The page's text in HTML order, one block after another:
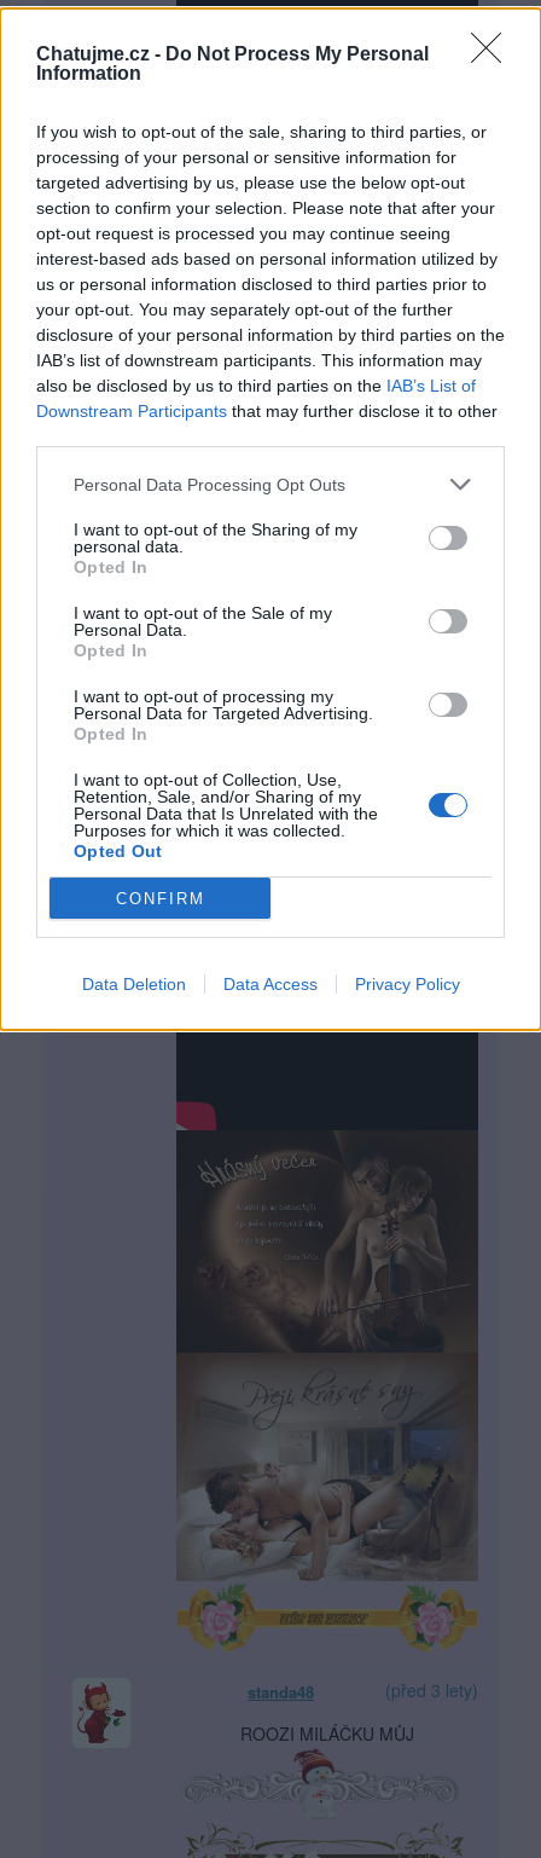
Chatujme.cz - Do Not Process My Personal
Information
If you wish to opt-out of the sale, sharing to third parties, or
processing of your personal or sensitive information for
targeted advertising by us, please use the below opt-out
section to confirm your selection. Please note that after your
opt-out request is processed you may continue seeing
interest-based ads based on personal information utilized by
us or personal information disclosed to third parties prior to
your opt-out. You may separately opt-out of the further
disclosure of your personal information by third parties on the
IAB’s list of downstream participants. This information may
also be disclosed by us to third parties on the IAB’s List of
Downstream Participants that may further disclose it to other
Personal Data Processing Opt Outs
I want to opt-out of the Sharing of my
personal data.
Opted In
I want to opt-out of the Sale of my
Personal Data.
Opted In
I want to opt-out of processing my
Personal Data for Targeted Advertising.
Opted In
I want to opt-out of Collection, Use,
Retention, Sale, and/or Sharing of my
Personal Data that Is Unrelated with the
Purposes for which it was collected.
Opted Out
CONFIRM
Data Deletion Data Access Privacy Policy
standa48
(před 3 lety)
ROOZI MILÁČKU MŮJ